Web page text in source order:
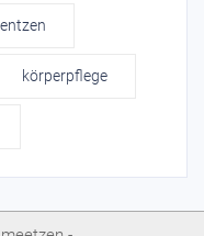
körperpflege